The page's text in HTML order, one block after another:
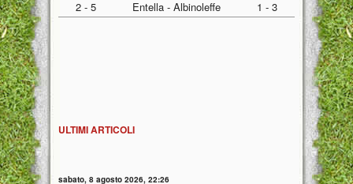
2 - 5
Entella - Albinoleffe 1 - 3
ULTIMI ARTICOLI
sabato, 8 agosto 2026, 22:26